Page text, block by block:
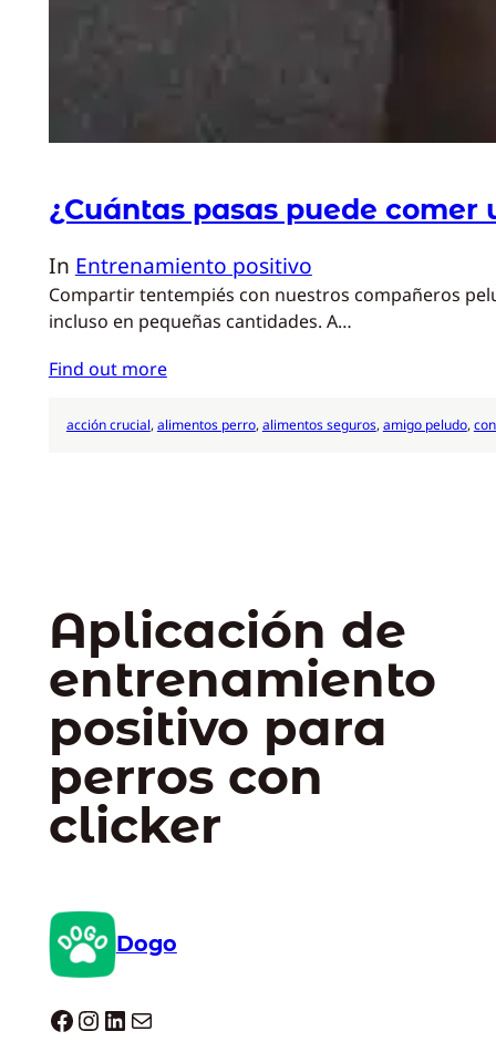
¿Cuántas pasas puede comer
In Entrenamiento positivo
Compartir tentempiés con nuestros compañeros
incluso en pequeñas cantidades. A…
Find out more
acción crucial, alimentos perro, alimentos seguros, amigo peludo,
Aplicación de
entrenamiento
positivo para
perros con
clicker
Dogo
Dogo facebook InstagramLinkedIn Correo electrónico